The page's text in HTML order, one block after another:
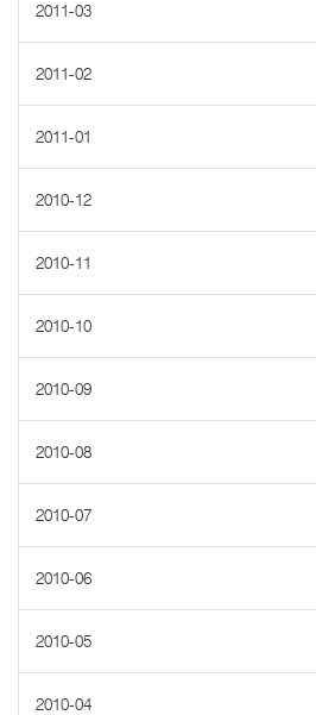
2011-03
2011-02
2011-01
2010-12
2010-11
2010-10
2010-09
2010-08
2010-07
2010-06
2010-05
2010-04